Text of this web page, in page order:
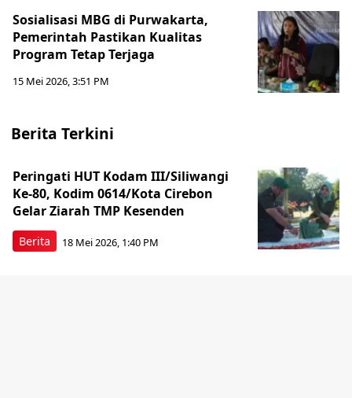
Sosialisasi MBG di Purwakarta,
Pemerintah Pastikan Kualitas
Program Tetap Terjaga
15 Mei 2026, 3:51 PM
Berita Terkini
Berita
Peringati HUT Kodam III/Siliwangi
Ke-80, Kodim 0614/Kota Cirebon
Gelar Ziarah TMP Kesenden
18 Mei 2026, 1:40 PM